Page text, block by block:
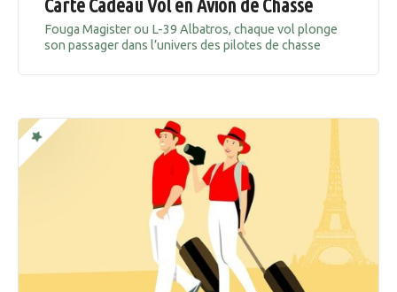
Carte Cadeau Vol en Avion de Chasse
Fouga Magister ou L-39 Albatros, chaque vol plonge
son passager dans l’univers des pilotes de chasse